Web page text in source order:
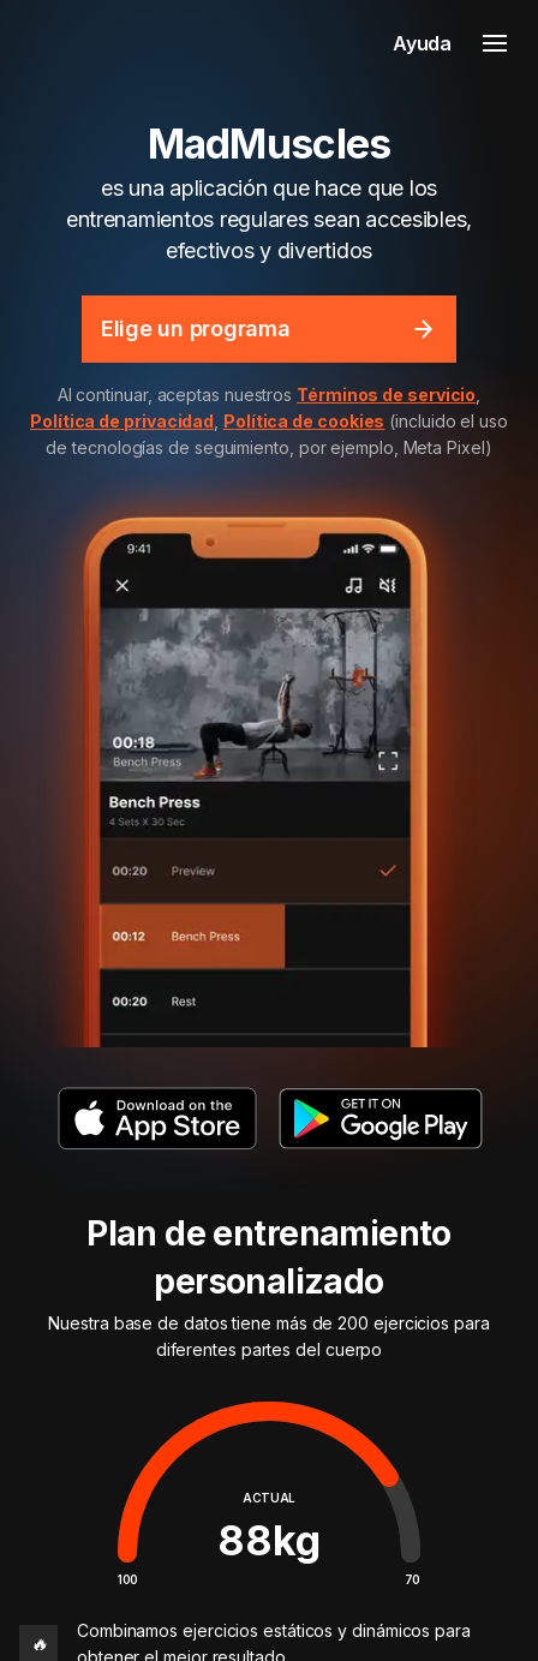
Ayuda
MadMuscles
es una aplicación que hace que los
entrenamientos regulares sean accesibles,
efectivos y divertidos
Elige un programa
Al continuar, aceptas nuestros Términos de servicio
Política de privacidad Política de cookies (incluido el uso
de tecnologías de seguimiento, por ejemplo, Meta Pixel)
Plan de entrenamiento
personalizado
Nuestra base de datos tiene más de 200 ejercicios para
diferentes partes del cuerpo
ACTUAL
88kg
100 70
🔥
Combinamos ejercicios estáticos y dinámicos para